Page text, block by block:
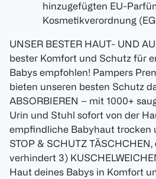
hinzugefügten EU-
Kosmetikverordnung
UNSER BESTER HAUT- UND
bester Komfort und Schutz für
Babys empfohlen! Pampers
bieten unseren besten Schutz
ABSORBIEREN – mit 1000+
Urin und Stuhl sofort von der
empfindliche Babyhaut trocken
STOP & SCHUTZ
verhindert 3)
Haut deines Babys in Komfort